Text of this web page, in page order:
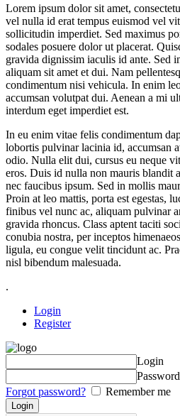
Lorem ipsum dolor sit amet,
vel nulla id erat tempus euismod vel
sollicitudin imperdiet. Sed maximus
sodales posuere dolor ut placerat.
gravida dignissim iaculis id ante. Sed
aliquam sit amet et dui. Nam
condimentum nisi vehicula. In enim
accumsan volutpat dui. Aenean a mi
interdum eget imperdiet est.
In eu enim vitae felis condimentum
lobortis pulvinar lacinia id, accumsan
odio. Nulla elit dui, cursus eu neque
eros. Duis id nulla non mauris blandit
nec faucibus ipsum. Sed in mollis
Proin at leo mattis, porta est egestas,
finibus vel nunc ac, aliquam pulvinar
gravida rhoncus. Class aptent taciti
conubia nostra, per inceptos
ligula, eu congue velit tincidunt ac.
nisl bibendum malesuada.
.
Login
Register
Login
Password
Forgot password?
Remember me